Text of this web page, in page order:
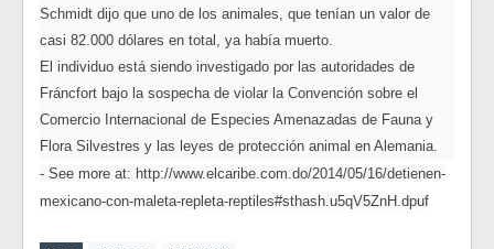
Schmidt dijo que uno de los animales, que tenían un valor de
casi 82.000 dólares en total, ya había muerto.
El individuo está siendo investigado por las autoridades de
Fráncfort bajo la sospecha de violar la Convención sobre el
Comercio Internacional de Especies Amenazadas de Fauna y
Flora Silvestres y las leyes de protección animal en Alemania.
- See more at: http://www.elcaribe.com.do/2014/05/16/detienen-
mexicano-con-maleta-repleta-reptiles#sthash.u5qV5ZnH.dpuf